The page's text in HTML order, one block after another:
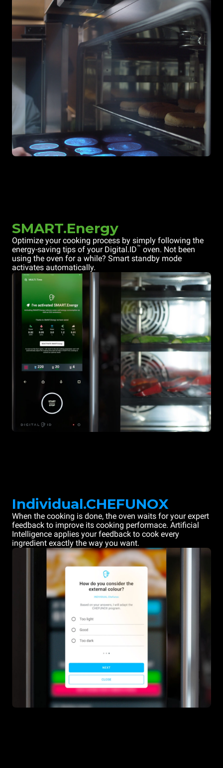
SMART.Energy
Optimize your cooking process by simply following the
energy-saving tips of your Digital.ID™ oven. Not been
using the oven for a while? Smart standby mode
activates automatically.
Individual.CHEFUNOX
When the cooking is done, the oven waits for your expert
feedback to improve its cooking performace. Artificial
Intelligence applies your feedback to cook every
ingredient exactly the way you want.